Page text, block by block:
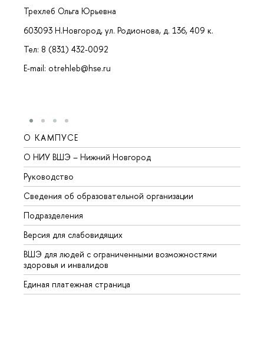
Трехлеб Ольга Юрьевна
603093 Н.Новгород, ул. Родионова, д. 136, 409 к.
Тел: 8 (831) 432-0092
E-mail: otrehleb@hse.ru
О КАМПУСЕ
О НИУ ВШЭ – Нижний Новгород
Руководство
Сведения об образовательной организации
Подразделения
Версия для слабовидящих
ВШЭ для людей с ограниченными возможностями
здоровья и инвалидов
Единая платежная страница